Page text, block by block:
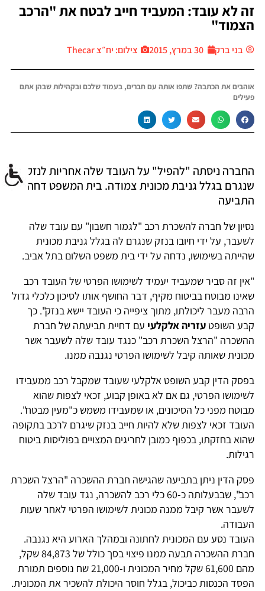
זה לא עובד: המעביד חייב לבטח את "הרכב
הצמוד"
בני ברק 30 במרץ, 2015 צילום: יח״צ Thecar
אוהבים את הכתבה? שתפו אותה עם חברים, בעמוד שלכם ובקהילות שבהן אתם
פעילים
החברה ניסתה "להפיל" על העובד שלה אחריות לנזק
שנגרם בגלל גניבת מכונית צמודה. בית המשפט דחה את
התביעה
נסיון של חברה להשכרת רכב "לגמור חשבון" עם עובד שלה
לשעבר, על ידי חיובו בנזק שנגרם לה בגלל גניבת מכונית
שהייתה בשימושו, נדחה על ידי בית משפט השלום בתל אביב.
"אין זה סביר שמעביד יעמיד לשימושו הפרטי של העובד רכב
שאינו מבוטח בביטוח מקיף, דבר החושף אותו לסיכון כלכלי גדול
הרבה מעבר ליכולתו, מתוך ציפייה כי העובד יישא בנזק". כך
קבע השופט עזריה אלקלעי עם דחיית תביעתה של חברת
ההשכרה "הרצל השכרת רכב" כנגד עובד שלה לשעבר אשר
מכונית שאותה קיבל לשימושו הפרטי נגנבה ממנו.
בפסק הדין קבע השופט אלקלעי שעובד שמקבל רכב ממעבידו
לשימושו הפרטי, גם אם לא באופן קבוע, זכאי לצפות שהוא
מבוטח מפני כל הסיכונים, או שמעבידו משמש כ"מעין מבטח".
העובד זכאי לצפות שלא להיות חייב בנזק שיגרם לרכב בתקופה
שהוא בחזקתו, בכפוף כמובן לחריגים המצויים בפוליסות ביטוח
רגילות.
פסק הדין ניתן בתביעה שהגישה חברת ההשכרה "הרצל השכרת
רכב", שבבעלותה כ-60 כלי רכב להשכרה, נגד עובד שלה
לשעבר אשר קיבל ממנה מכונית לשימושו הפרטי לאחר שעות
העבודה.
העובד נסע עם המכונית לחתונה ובמהלך הארוע היא נגנבה.
חברת ההשכרה תבעה ממנו פיצוי בסך כולל של 84,873 שקל,
מהם 61,600 שקל מחיר המכונית ו-21,000 שח נוספים תמורת
הפסד הכנסות כביכול, בגלל חוסר היכולת להשכיר את המכונית.